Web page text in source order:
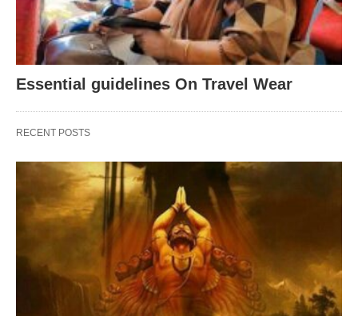
Essential guidelines On Travel Wear
RECENT POSTS